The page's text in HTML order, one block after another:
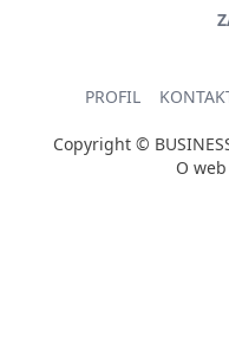
PROFIL
Copyright ©